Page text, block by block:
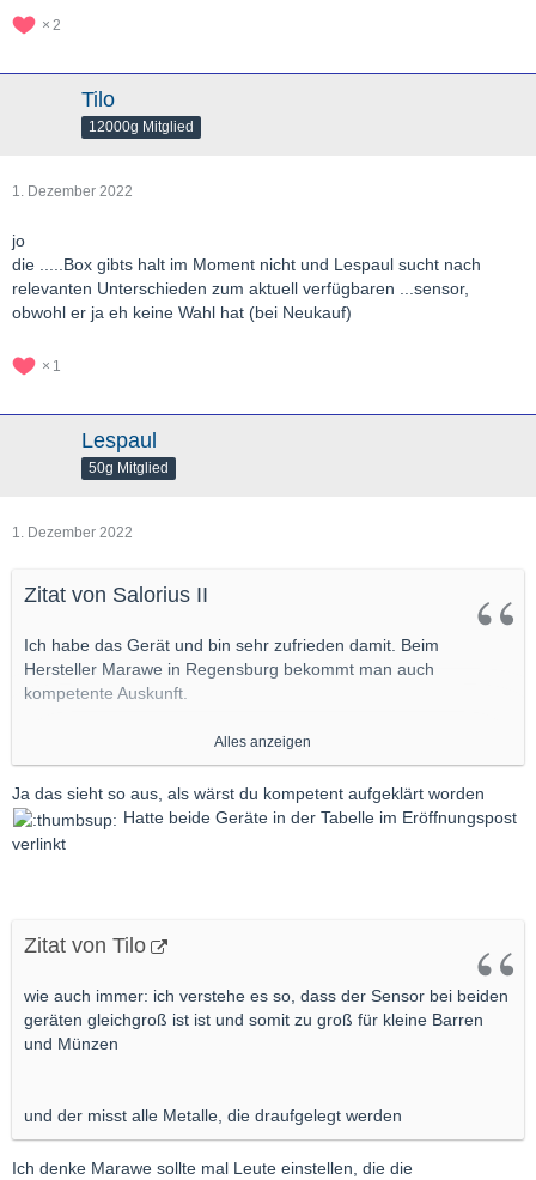
2
Tilo
12000g Mitglied
1. Dezember 2022
jo
die .....Box gibts halt im Moment nicht und Lespaul sucht nach
relevanten Unterschieden zum aktuell verfügbaren ...sensor,
obwohl er ja eh keine Wahl hat (bei Neukauf)
1
Lespaul
50g Mitglied
1. Dezember 2022
Zitat von Salorius II
Ich habe das Gerät und bin sehr zufrieden damit. Beim
Hersteller Marawe in Regensburg bekommt man auch
kompetente Auskunft.
...
Warum redest Du immer von „beiden Geräten“???
Alles anzeigen
Ja das sieht so aus, als wärst du kompetent aufgeklärt worden
Hatte beide Geräte in der Tabelle im Eröffnungspost
verlinkt
Zitat von Tilo
wie auch immer: ich verstehe es so, dass der Sensor bei beiden
geräten gleichgroß ist ist und somit zu groß für kleine Barren
und Münzen
und der misst alle Metalle, die draufgelegt werden
Ich denke Marawe sollte mal Leute einstellen, die die